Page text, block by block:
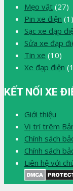
Mẹo vặt (27)
Pin xe điện (1)
Sạc xe đạp
Sửa xe đạp
Tin xe (10)
Xe đạp điện
KẾT NỐI XE
Giới thiệu
Vị trí trêm
Chính sách
Chính sách
Liên hệ với